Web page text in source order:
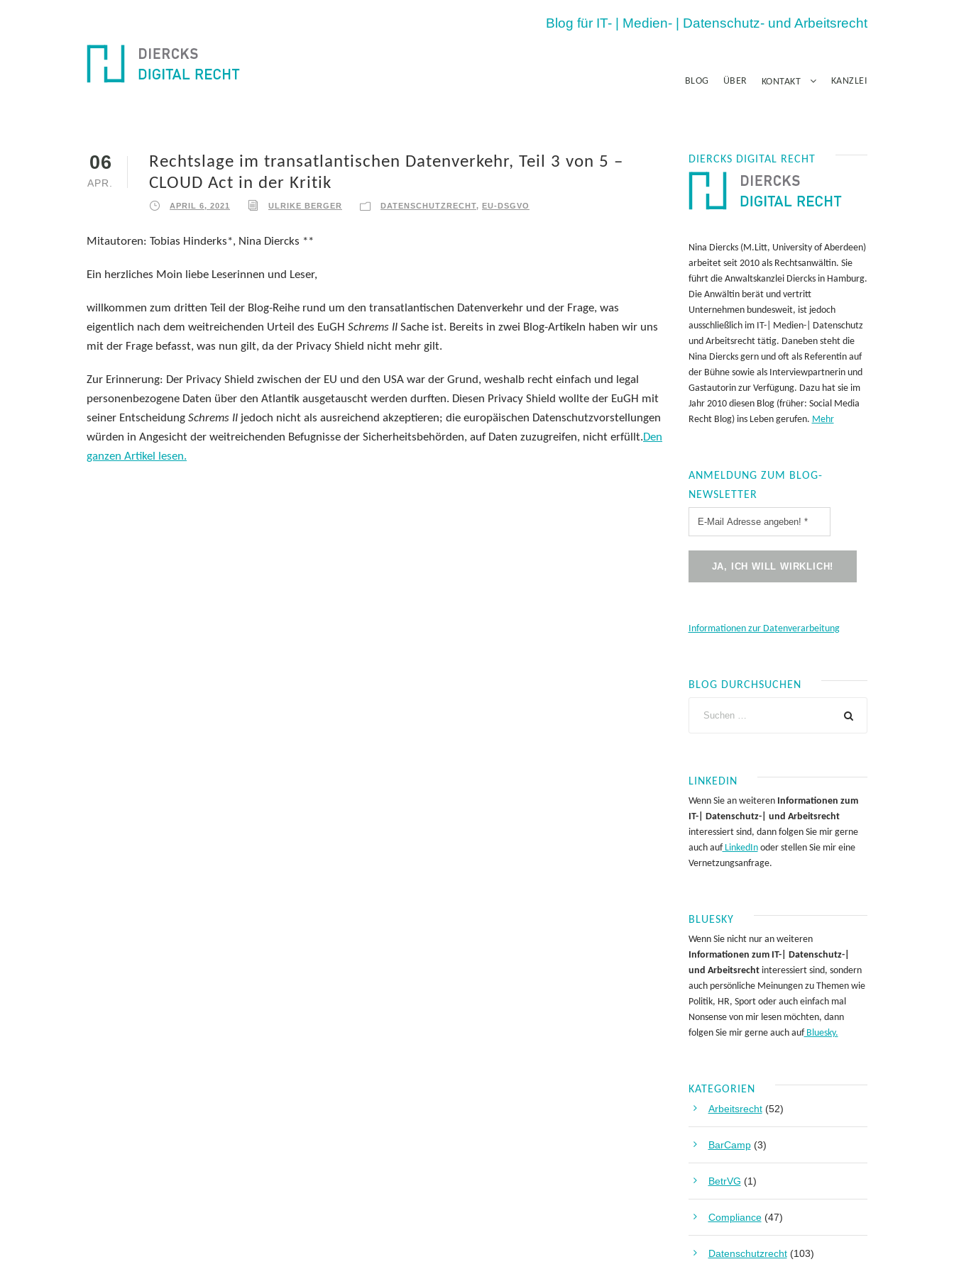
Blog für IT- | Medien- | Datenschutz- und Arbeitsrecht
BLOG ÜBER KONTAKT KANZLEI
06
APR.
Rechtslage im transatlantischen Datenverkehr, Teil 3 von 5 –
CLOUD Act in der Kritik
APRIL 6, 2021 ULRIKE BERGER DATENSCHUTZRECHT, EU-DSGVO
Mitautoren: Tobias Hinderks*, Nina Diercks **
Ein herzliches Moin liebe Leserinnen und Leser,
willkommen zum dritten Teil der Blog-Reihe rund um den transatlantischen Datenverkehr und der Frage, was
eigentlich nach dem weitreichenden Urteil des EuGH Schrems II Sache ist. Bereits in zwei Blog-Artikeln haben wir uns
mit der Frage befasst, was nun gilt, da der Privacy Shield nicht mehr gilt.
Zur Erinnerung: Der Privacy Shield zwischen der EU und den USA war der Grund, weshalb recht einfach und legal
personenbezogene Daten über den Atlantik ausgetauscht werden durften. Diesen Privacy Shield wollte der EuGH mit
seiner Entscheidung Schrems II jedoch nicht als ausreichend akzeptieren; die europäischen Datenschutzvorstellungen
würden in Angesicht der weitreichenden Befugnisse der Sicherheitsbehörden, auf Daten zuzugreifen, nicht erfüllt.Den
ganzen Artikel lesen.
DIERCKS DIGITAL RECHT
Nina Diercks (M.Litt, University of Aberdeen)
arbeitet seit 2010 als Rechtsanwältin. Sie
führt die Anwaltskanzlei Diercks in Hamburg.
Die Anwältin berät und vertritt
Unternehmen bundesweit, ist jedoch
ausschließlich im IT-| Medien-| Datenschutz
und Arbeitsrecht tätig. Daneben steht die
Nina Diercks gern und oft als Referentin auf
der Bühne sowie als Interviewpartnerin und
Gastautorin zur Verfügung. Dazu hat sie im
Jahr 2010 diesen Blog (früher: Social Media
Recht Blog) ins Leben gerufen. Mehr
ANMELDUNG ZUM BLOG-
NEWSLETTER
Informationen zur Datenverarbeitung
BLOG DURCHSUCHEN
LINKEDIN
Wenn Sie an weiteren Informationen zum
IT-| Datenschutz-| und Arbeitsrecht
interessiert sind, dann folgen Sie mir gerne
auch aufLinkedInoder stellen Sie mir eine
Vernetzungsanfrage.
BLUESKY
Wenn Sie nicht nur an weiteren
Informationen zum IT-| Datenschutz-|
und Arbeitsrechtinteressiert sind, sondern
auch persönliche Meinungen zu Themen wie
Politik, HR, Sport oder auch einfach mal
Nonsense von mir lesen möchten, dann
folgen Sie mir gerne auch aufBluesky.
KATEGORIEN
Arbeitsrecht(52)
BarCamp(3)
BetrVG (1)
Compliance(47)
Datenschutzrecht(103)